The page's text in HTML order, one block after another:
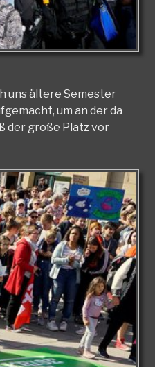
uns ältere Semester
um an der da
der große Platz vor